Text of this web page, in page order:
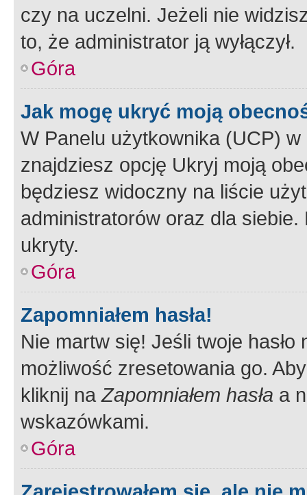
czy na uczelni. Jeżeli nie
to, że administrator ją wyłączył.
Góra
Jak mogę ukryć moją
W Panelu użytkownika (UCP) w
znajdziesz opcję Ukryj moją
będziesz widoczny na liście
administratorów oraz dla
ukryty.
Góra
Zapomniałem hasła!
Nie martw się! Jeśli twoje
możliwość zresetowania go.
kliknij naZapomniałem hasła a
wskazówkami.
Góra